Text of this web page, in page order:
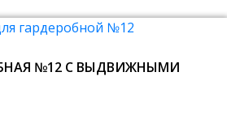
№12 С ВЫДВИЖНЫМИ